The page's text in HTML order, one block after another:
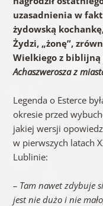
uzasadnienia w
żydowską
Żydzi, „żonę”,
Wielkiego z biblijną
Achaszwerosza z
Legenda o Esterce
okresie przed
jakiej wersji
w pierwszych latach
Lublinie:
– Tam nawet zdybuje
jest nie dużo i nie